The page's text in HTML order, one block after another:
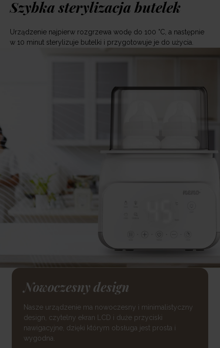
Szybka sterylizacja butelek
Urządzenie najpierw rozgrzewa wodę do 100 °C, a następnie
w 10 minut sterylizuje butelki i przygotowuje je do użycia.
Nowoczesny design
Nasze urządzenie ma nowoczesny i minimalistyczny
design, czytelny ekran LCD i duże przyciski
nawigacyjne, dzięki którym obsługa jest prosta i
wygodna.